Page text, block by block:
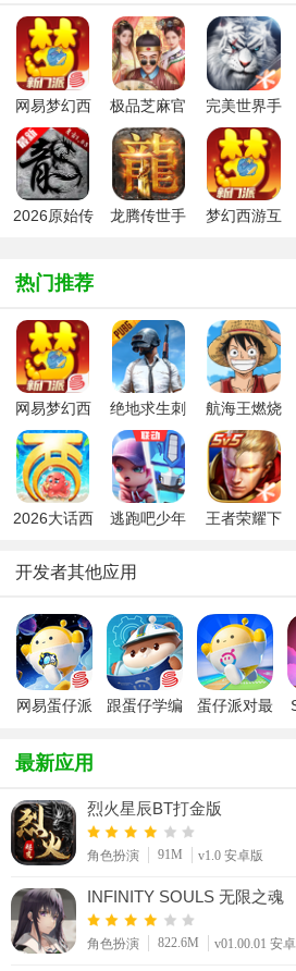
游戏更新内容 游戏更新内容
鬼灯传记解锁条件 pc版
协同大作战奖励 第八枚烟花怎么
秋的谢礼 游戏更新
妖刀姬手办多少钱 十大最强式神
中秋月兔送瑞奖励
9月20日更新 周年庆活动
MOBA截图 代号MOBA
体验服更新 阎魔花影阑珊
肯德基鬼王虚拟定 肯德基boss团
iOS不越狱虚拟 日服TV广告
SSR 手游35级剧情
茨木童子 手游八岐大蛇
网易梦幻西
游手游
极品芝麻官
新版本
完美世界手
游腾讯版
2026原始传
龙腾传世手
梦幻西游互
热门推荐
网易梦幻西
游手游
绝地求生刺
激战场国际
服2.0版本
航海王燃烧
意志唯一正
版手游
2026大话西
版
逃跑吧少年
王者荣耀下
开发者其他应用
网易蛋仔派
跟蛋仔学编
蛋仔派对最
最新应用
烈火星辰BT打金版
角色扮演 91M v1.0 安卓版
INFINITY SOULS 无限之魂
角色扮演 822.6M v01.00.01 安